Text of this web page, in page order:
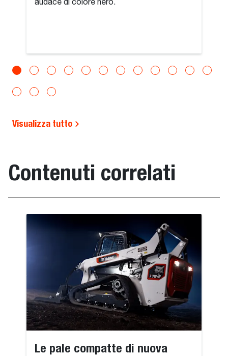
audace di colore nero.
Visualizza tutto
Contenuti correlati
Le pale compatte di nuova